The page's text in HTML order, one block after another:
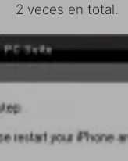
2 veces en total.